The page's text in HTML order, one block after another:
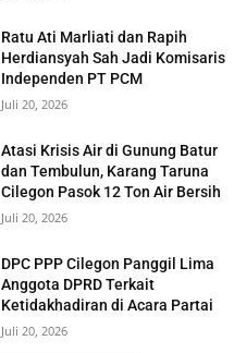
Ratu Ati Marliati dan Rapih
Herdiansyah Sah Jadi Komisaris
Independen PT PCM
Juli 20, 2026
Atasi Krisis Air di Gunung Batur
dan Tembulun, Karang Taruna
Cilegon Pasok 12 Ton Air Bersih
Juli 20, 2026
DPC PPP Cilegon Panggil Lima
Anggota DPRD Terkait
Ketidakhadiran di Acara Partai
Juli 20, 2026